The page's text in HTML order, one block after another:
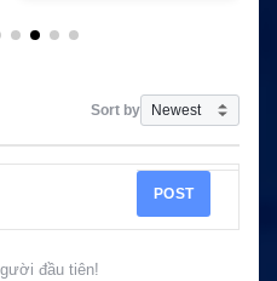
Sort by
POST
đầu tiên!